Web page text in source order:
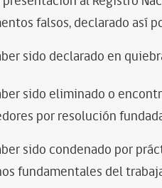
falsos, declarado así
sido declarado en
sido eliminado o
por resolución
sido condenado por
fundamentales del